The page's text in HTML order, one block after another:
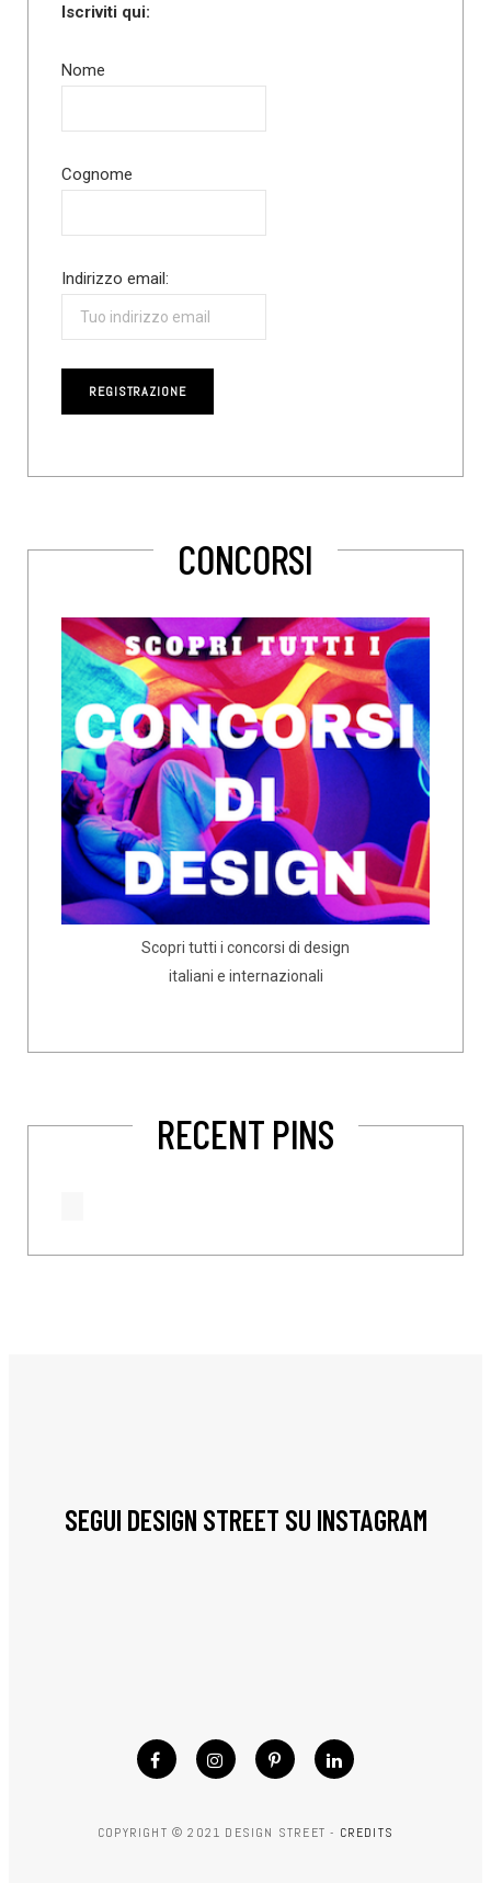
Iscriviti qui:
Nome
Cognome
Indirizzo email:
CONCORSI
Scopri tutti i concorsi di design
italiani e internazionali
RECENT PINS
SEGUI DESIGN STREET SU INSTAGRAM
COPYRIGHT © 2021 DESIGN STREET - CREDITS